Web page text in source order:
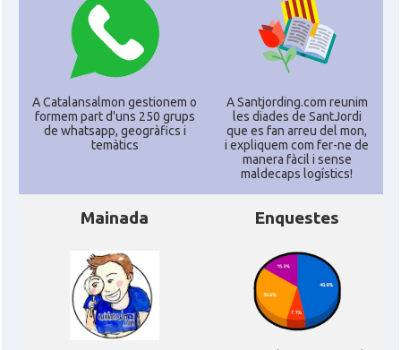
A Catalansalmon gestionem o
formem part d'uns 250 grups
de whatsapp, geogràfics i
temàtics
A Santjording.com reunim
les diades de SantJordi
que es fan arreu del mon,
i expliquem com fer-ne de
manera fàcil i sense
maldecaps logí­stics!
Mainada Enquestes